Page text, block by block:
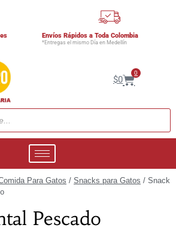
Envíos Rápidos a Toda Colombia
*Entregas el mismo Día en Medellín
$0
0
Para Gatos / Snacks para Gatos / Snack
Pescado